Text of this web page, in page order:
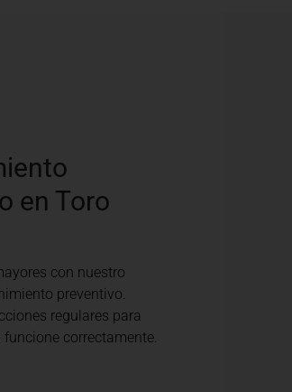
en Toro
con nuestro
preventivo.
regulares para
funcione correctamente.